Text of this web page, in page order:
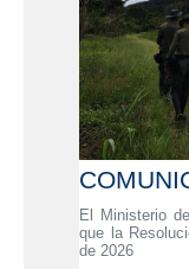
El Ministerio
que la
de 2026